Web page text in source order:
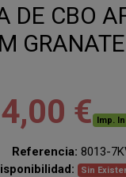
DE CBO
€ Imp.
Referencia: 8013-
Sin